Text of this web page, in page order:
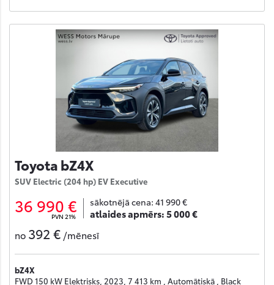
Toyota bZ4X
SUV Electric (204 hp) EV Executive
36 990 €
PVN 21%
sākotnējā cena: 41 990 €
atlaides apmērs:5 000 €
no 392 € /mēnesī
bZ4X
FWD 150 kW Elektrisks, 2023, 7 413 km , Automātiskā , Black